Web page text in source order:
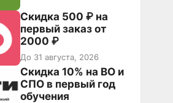
Скидка 500 ₽ на
первый заказ от
2000 ₽
До 31 августа, 2026
Скидка 10% на ВО и
СПО в первый год
обучения